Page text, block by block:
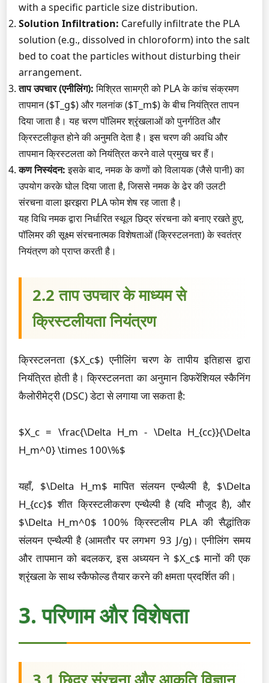
with a specific particle size distribution.
Solution Infiltration: Carefully infiltrate the PLA
solution (e.g., dissolved in chloroform) into the salt
bed to coat the particles without disturbing their
arrangement.
ताप उपचार (एनीलिंग):मिश्रित सामग्री को PLA के कांच संक्रमण
तापमान ($T_g$) और गलनांक ($T_m$) के बीच नियंत्रित तापन
दिया जाता है। यह चरण पॉलिमर श्रृंखलाओं को पुनर्गठित और
क्रिस्टलीकृत होने की अनुमति देता है। इस चरण की अवधि और
तापमान क्रिस्टलता को नियंत्रित करने वाले प्रमुख चर हैं।
कण निस्यंदन:इसके बाद, नमक के कणों को विलायक (जैसे पानी) का
उपयोग करके घोल दिया जाता है, जिससे नमक के ढेर की उलटी
संरचना वाला झरझरा PLA फोम शेष रह जाता है।
यह विधि नमक द्वारा निर्धारित स्थूल छिद्र संरचना को बनाए रखते हुए,
पॉलिमर की सूक्ष्म संरचनात्मक विशेषताओं (क्रिस्टलनता) के स्वतंत्र
नियंत्रण को प्राप्त करती है।
2.2 ताप उपचार के माध्यम से
क्रिस्टलीयता नियंत्रण
क्रिस्टलनता ($X_c$) एनीलिंग चरण के तापीय इतिहास द्वारा
नियंत्रित होती है। क्रिस्टलनता का अनुमान डिफरेंशियल स्कैनिंग
कैलोरीमेट्री (DSC) डेटा से लगाया जा सकता है:
$X_c = \frac{\Delta H_m - \Delta H_{cc}}{\Delta
H_m^0} \times 100\%$
यहाँ, $\Delta H_m$ मापित संलयन एन्थैल्पी है, $\Delta
H_{cc}$ शीत क्रिस्टलीकरण एन्थैल्पी है (यदि मौजूद है), और
$\Delta H_m^0$ 100% क्रिस्टलीय PLA की सैद्धांतिक
संलयन एन्थैल्पी है (आमतौर पर लगभग 93 J/g)। एनीलिंग समय
और तापमान को बदलकर, इस अध्ययन ने $X_c$ मानों की एक
श्रृंखला के साथ स्कैफोल्ड तैयार करने की क्षमता प्रदर्शित की।
3. परिणाम और विशेषता